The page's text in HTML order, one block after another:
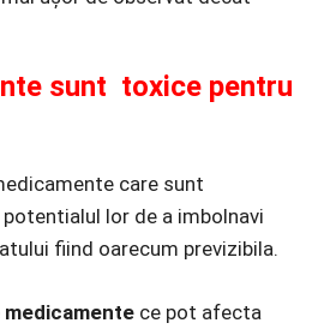
sunt toxice pentru
care sunt
lor de a imbolnavi
fiind oarecum previzibila.
medicamente ce pot afecta